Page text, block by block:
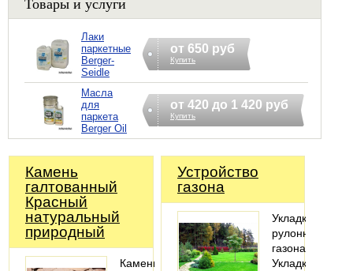
Лаки
паркетные
Berger-
Seidle
от 650 руб
Купить
Масла
для
паркета
Berger Oil
от 420 до 1 420 руб
Купить
Камень
галтованный
Красный
натуральный
природный
Камень
Устройство
газона
Укладка
рулонного
газона
Укладка